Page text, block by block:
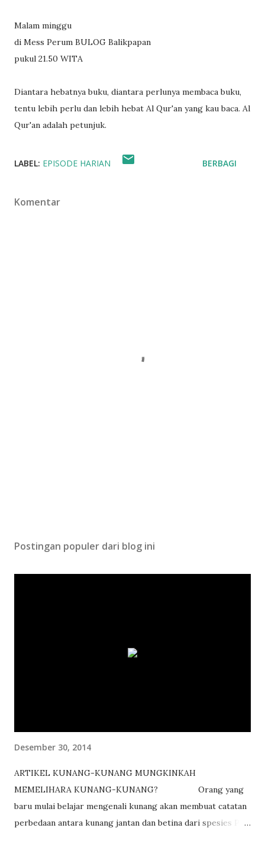
Malam minggu
di Mess Perum BULOG Balikpapan
pukul 21.50 WITA
Diantara hebatnya buku, diantara perlunya membaca buku,
tentu lebih perlu dan lebih hebat Al Qur'an yang kau baca. Al
Qur'an adalah petunjuk.
LABEL: EPISODE HARIAN BERBAGI
Komentar
Postingan populer dari blog ini
Desember 30, 2014
ARTIKEL KUNANG-KUNANG MUNGKINKAH
MEMELIHARA KUNANG-KUNANG? Orang yang
baru mulai belajar mengenali kunang akan membuat catatan
perbedaan antara kunang jantan dan betina dari spesies P.